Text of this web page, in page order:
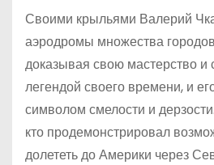
Своими крыльями Валерий
аэродромы множества
доказывая свою мастерство и
легендой своего времени, и
символом смелости и
кто продемонстрировал
долететь до Америки через